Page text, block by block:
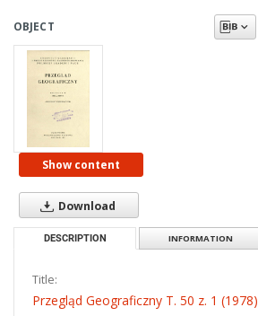
OBJECT
Show content
Download
DESCRIPTION INFORMATION
Title:
Przegląd Geograficzny T. 50 z. 1 (1978)